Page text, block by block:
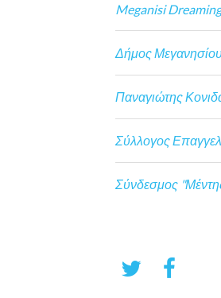
Meganisi
Δήμος
Παναγιώτης
Σύλλογος
Σύνδεσμος